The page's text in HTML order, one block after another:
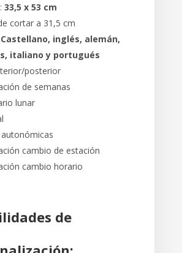
33,5 x 53 cm
cortar a 31,5 cm
Castellano, inglés, alemán,
italiano y portugués
posterior
de semanas
lunar
cambio de estación
cambio horario
de